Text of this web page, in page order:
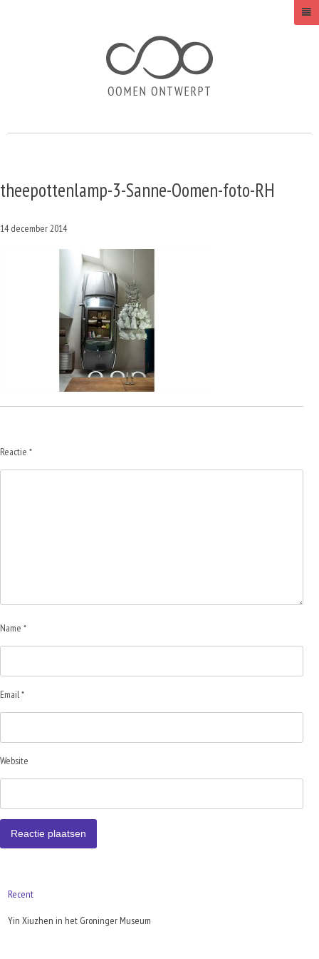
theepottenlamp-3-Sanne-Oomen-foto-RH
14 december 2014
Reactie *
Name *
Email *
Website
Recent
Yin Xiuzhen in het Groninger Museum